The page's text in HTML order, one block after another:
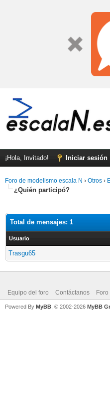
¡Hola, Invitado! Iniciar sesión
Foro de modelismo escala N › Otros ›
¿Quién participó?
Total de mensajes: 1
Usuario
Trasgu65
Equipo del foro Contáctanos
Powered By MyBB , © 2002-2026 MyBB